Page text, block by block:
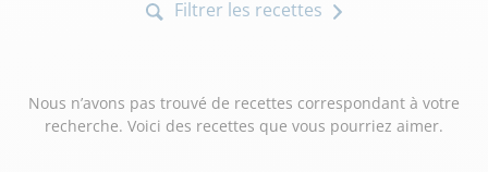
Filtrer les recettes
Nous n’avons pas trouvé de recettes correspondant à votre
recherche. Voici des recettes que vous pourriez aimer.